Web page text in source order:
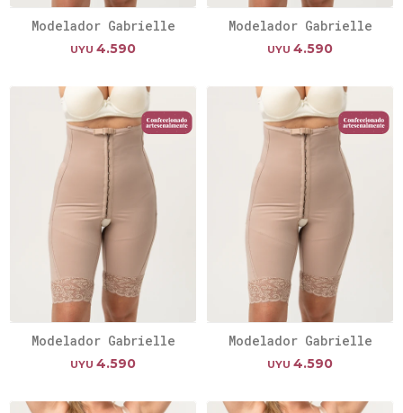
Modelador Gabrielle
UYU 4.590
Modelador Gabrielle
UYU 4.590
Modelador Gabrielle
UYU 4.590
Modelador Gabrielle
UYU 4.590